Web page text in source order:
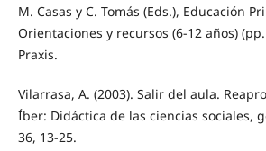
M. Casas y C. Tomás (Eds.), Educación
Orientaciones y recursos (6-12 años)
Praxis.
Vilarrasa, A. (2003). Salir del aula.
Íber: Didáctica de las ciencias sociales,
36, 13-25.